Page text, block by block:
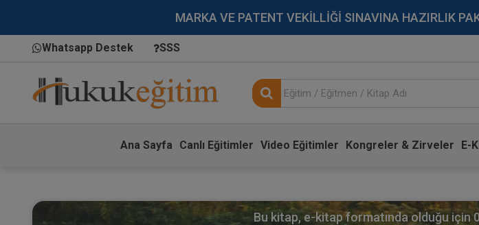
MARKA VE PATENT VEKİLLİĞİ SINAVINA HAZIRLIK
Whatsapp Destek SSS
Ana Sayfa Canlı Eğitimler Video Eğitimler Kongreler & Zirveler E-
Bu kitap, e-kitap formatında olduğu için